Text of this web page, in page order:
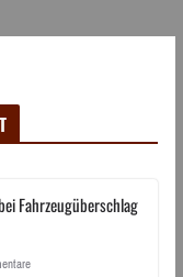
Fahrzeugüberschlag